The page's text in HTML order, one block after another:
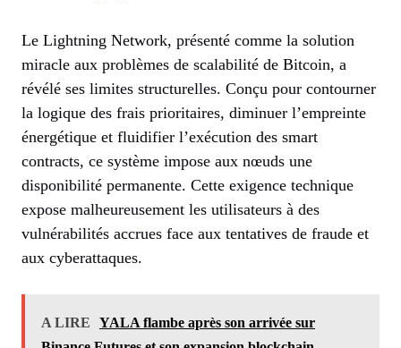
Le Lightning Network, présenté comme la solution
miracle aux problèmes de scalabilité de Bitcoin, a
révélé ses limites structurelles. Conçu pour contourner
la logique des frais prioritaires, diminuer l’empreinte
énergétique et fluidifier l’exécution des smart
contracts, ce système impose aux nœuds une
disponibilité permanente. Cette exigence technique
expose malheureusement les utilisateurs à des
vulnérabilités accrues face aux tentatives de fraude et
aux cyberattaques.
A LIRE
YALA flambe après son arrivée sur